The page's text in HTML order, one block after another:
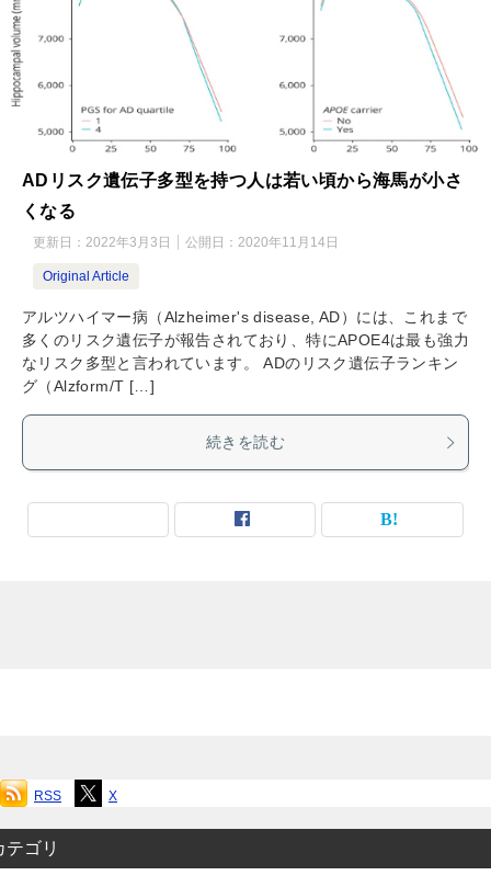
ADリスク遺伝子多型を持つ人は若い頃から海馬が小さ
くなる
更新日： 2022年3月3日 公開日： 2020年11月14日
Original Article
アルツハイマー病（Alzheimer's disease, AD）には、これまで
多くのリスク遺伝子が報告されており、特にAPOE4は最も強力
なリスク多型と言われています。 ADのリスク遺伝子ランキン
グ（Alzform/T […]
続きを読む
RSS X
テゴリ